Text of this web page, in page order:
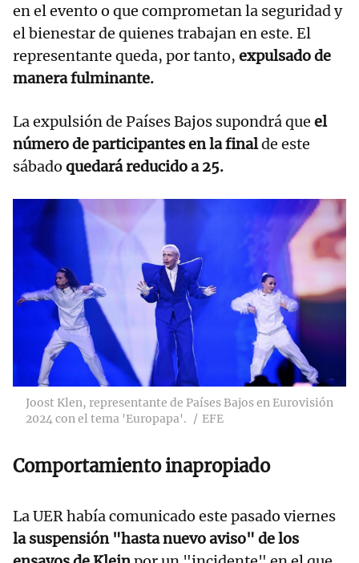
en el evento o que comprometan la seguridad y
el bienestar de quienes trabajan en este. El
representante queda, por tanto, expulsado de
manera fulminante.
La expulsión de Países Bajos supondrá que el
número de participantes en la finalde este
sábado quedará reducido a 25.
Joost Klen, representante de Países Bajos en Eurovisión
2024 con el tema 'Europapa'.
EFE
Comportamiento inapropiado
La UER había comunicado este pasado viernes
la suspensión "hasta nuevo aviso" de los